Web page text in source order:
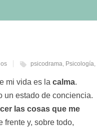
psicodrama, Psicología,
mi vida es la calma.
un estado de conciencia.
las cosas que me
frente y, sobre todo,